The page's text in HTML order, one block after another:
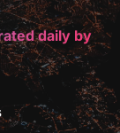
daily by